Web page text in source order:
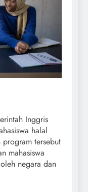
Inggris
halal
tersebut
mahasiswa
negara dan